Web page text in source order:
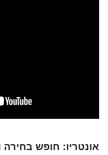
אונטריו: חופש בחירה